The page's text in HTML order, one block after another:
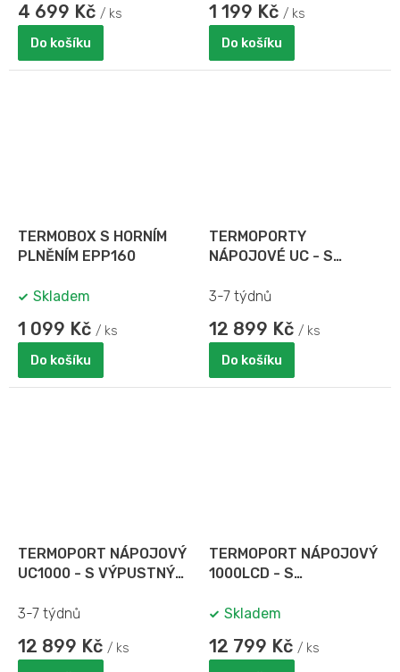
4 699 Kč / ks
Do košíku
1 199 Kč / ks
Do košíku
TERMOBOX S HORNÍM
PLNĚNÍM EPP160
Skladem
1 099 Kč / ks
Do košíku
TERMOPORTY
NÁPOJOVÉ UC - S
3-7 týdnů
12 899 Kč / ks
Do košíku
TERMOPORT NÁPOJOVÝ
UC1000 - S VÝPUSTNÝM
3-7 týdnů
12 899 Kč / ks
TERMOPORT NÁPOJOVÝ
1000LCD - S
Skladem
12 799 Kč / ks